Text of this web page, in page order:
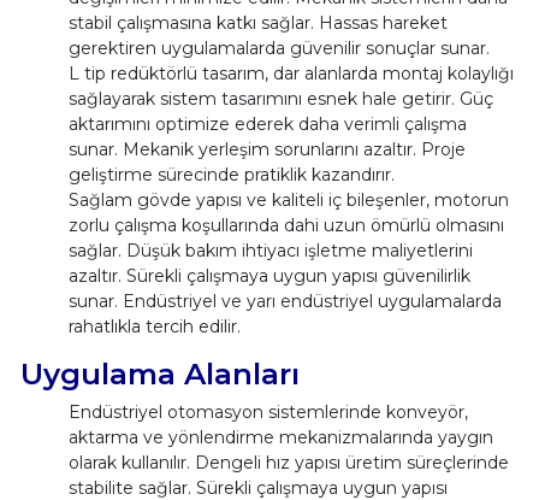
stabil çalışmasına katkı sağlar. Hassas hareket
gerektiren uygulamalarda güvenilir sonuçlar sunar.
L tip redüktörlü tasarım, dar alanlarda montaj kolaylığı
sağlayarak sistem tasarımını esnek hale getirir. Güç
aktarımını optimize ederek daha verimli çalışma
sunar. Mekanik yerleşim sorunlarını azaltır. Proje
geliştirme sürecinde pratiklik kazandırır.
Sağlam gövde yapısı ve kaliteli iç bileşenler, motorun
zorlu çalışma koşullarında dahi uzun ömürlü olmasını
sağlar. Düşük bakım ihtiyacı işletme maliyetlerini
azaltır. Sürekli çalışmaya uygun yapısı güvenilirlik
sunar. Endüstriyel ve yarı endüstriyel uygulamalarda
rahatlıkla tercih edilir.
Uygulama Alanları
Endüstriyel otomasyon sistemlerinde konveyör,
aktarma ve yönlendirme mekanizmalarında yaygın
olarak kullanılır. Dengeli hız yapısı üretim süreçlerinde
stabilite sağlar. Sürekli çalışmaya uygun yapısı